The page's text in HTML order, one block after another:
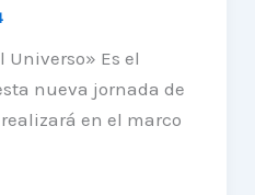
Es el
nueva jornada de
en el marco